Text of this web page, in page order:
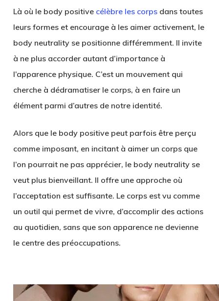
Là où le body positive célèbre les corpsdans toutes
leurs formes et encourage à les aimer activement, le
body neutrality se positionne différemment. Il invite
à ne plus accorder autant d’importance à
l’apparence physique. C’est un mouvement qui
cherche à dédramatiser le corps, à en faire un
élément parmi d’autres de notre identité.
Alors que le body positive peut parfois être perçu
comme imposant, en incitant à aimer un corps que
l’on pourrait ne pas apprécier, le body neutrality se
veut plus bienveillant. Il offre une approche où
l’acceptation est suffisante. Le corps est vu comme
un outil qui permet de vivre, d’accomplir des actions
au quotidien, sans que son apparence ne devienne
le centre des préoccupations.